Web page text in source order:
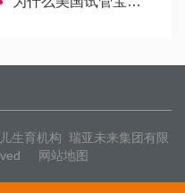
生育机构 瑞亚未来集团有限
网站地图